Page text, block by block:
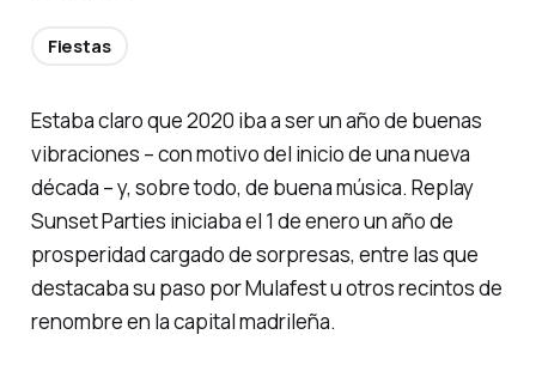
Estaba claro que 2020 iba a ser un año de buenas
vibraciones – con motivo del inicio de una nueva
década – y, sobre todo, de buena música. Replay
Sunset Parties iniciaba el 1 de enero un año de
prosperidad cargado de sorpresas, entre las que
destacaba su paso por Mulafest u otros recintos de
renombre en la capital madrileña.
Fiestas